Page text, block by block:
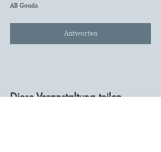
AB Gouda
Antworten
Diese Veranstaltung teilen